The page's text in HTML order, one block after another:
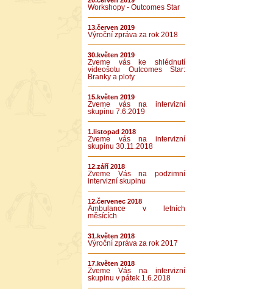
Workshopy - Outcomes Star
13.červen 2019
Výroční zpráva za rok 2018
30.květen 2019
Zveme vás ke shlédnutí
videošotu Outcomes Star:
Branky a ploty
15.květen 2019
Zveme vás na intervizní
skupinu 7.6.2019
1.listopad 2018
Zveme vás na intervizní
skupinu 30.11.2018
12.září 2018
Zveme Vás na podzimní
intervizní skupinu
12.červenec 2018
Ambulance v letních
měsících
31.květen 2018
Výroční zpráva za rok 2017
17.květen 2018
Zveme Vás na intervizní
skupinu v pátek 1.6.2018